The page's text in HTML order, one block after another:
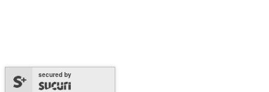
secured by